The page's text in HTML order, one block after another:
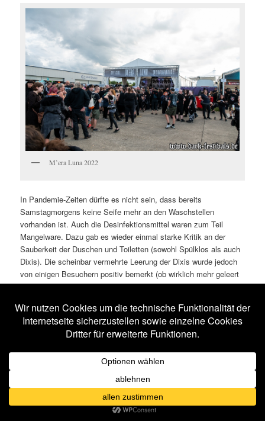
M’era Luna 2022
In Pandemie-Zeiten dürfte es nicht sein, dass bereits
Samstagmorgens keine Seife mehr an den Waschstellen
vorhanden ist. Auch die Desinfektionsmittel waren zum Teil
Mangelware. Dazu gab es wieder einmal starke Kritik an der
Sauberkeit der Duschen und Toiletten (sowohl Spülklos als auch
Dixis). Die scheinbar vermehrte Leerung der Dixis wurde jedoch
von einigen Besuchern positiv bemerkt (ob wirklich mehr geleert
wurde, lässt sich an dieser Stelle nicht nachvollziehen).
Der größte Kritikpunkt für viele weibliche Festivalteilnehmer
dürfte allerdings die Duschsituation gewesen sein. Entgegen der
letzten Jahre gab es keine Security vor den Duschen und die
Gespräch mit einigen Frauen wurde oftmals von
gesprochen und dass deutlich langsamer gereinigt worden sei als
nötig.
Generell schien das Personal zu fehlen oder war nicht geschult